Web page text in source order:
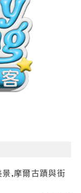
,摩爾古蹟與街